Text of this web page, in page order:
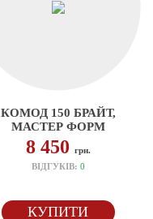
КОМОД 150 БРАЙТ,
МАСТЕР ФОРМ
8 450 грн.
ВІДГУКІВ: 0
КУПИТИ